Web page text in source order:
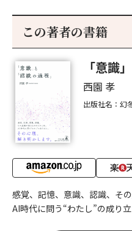
この著者の書籍
「意識
西園 孝
出版社名：幻
感覚、記憶、意識、認識、そ
AI時代に問う“わたし”の成り立